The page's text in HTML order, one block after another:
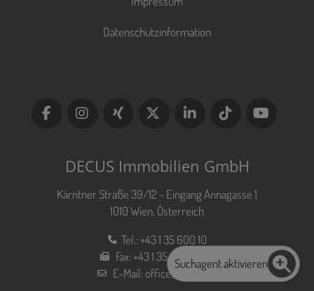
Datenschutzinformation
DECUS Immobilien GmbH
Kärntner Straße 39/12 - Eingang Annagasse 1
1010 Wien, Österreich
Tel.:+43 1 35 600 10
Fax:+43 1 35 600 10 80
E-Mail:office@decus.at
Suchagent aktivieren